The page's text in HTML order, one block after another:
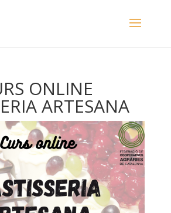
ONLINE
ARTESANA